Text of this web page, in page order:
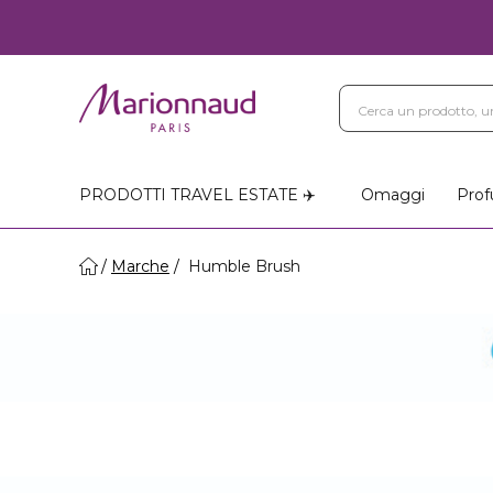
PRODOTTI TRAVEL ESTATE ✈️
Omaggi
Marche Humble Brush